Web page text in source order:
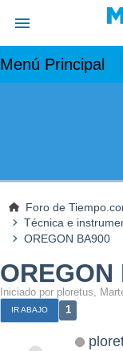
Menú Principal
Foro de
Técnica e
OREGON BA900
OREGON
Iniciado por ploretus,
IR ABAJO 1